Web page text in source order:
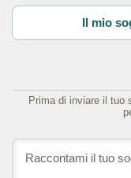
Il mio
Prima di inviare il tuo